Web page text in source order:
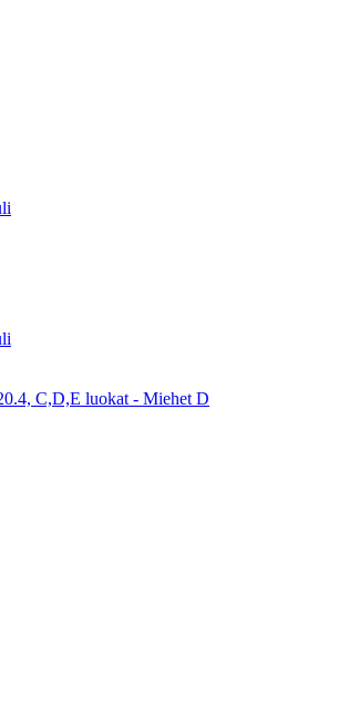
C,D,E luokat - Miehet D